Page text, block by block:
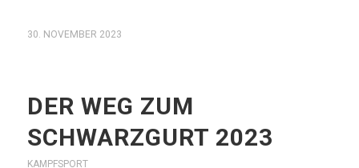
30. NOVEMBER 2023
DER WEG ZUM
SCHWARZGURT 2023
KAMPFSPORT